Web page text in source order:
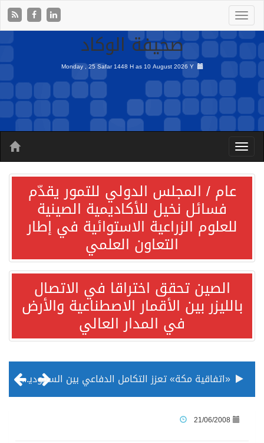
صحيفة الوكاد
Monday , 25 Safar 1448 H as10 August 2026 Y
عام / المجلس الدولي للتمور يقدّم
فسائل نخيل للأكاديمية الصينية
للعلوم الزراعية الاستوائية في إطار
التعاون العلمي
الصين تحقق اختراقا في الاتصال
بالليزر بين الأقمار الاصطناعية والأرض
في المدار العالي
«اتفاقية مكة» تعزز التكامل الدفاعي بين السعودية وتركيا وباكستان
21/06/2008